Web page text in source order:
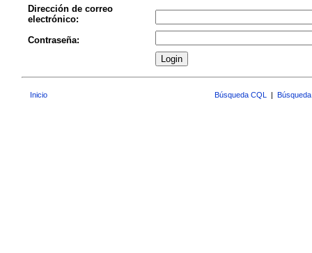
Dirección de correo
electrónico:
Contraseña:
Inicio Búsqueda CQL |